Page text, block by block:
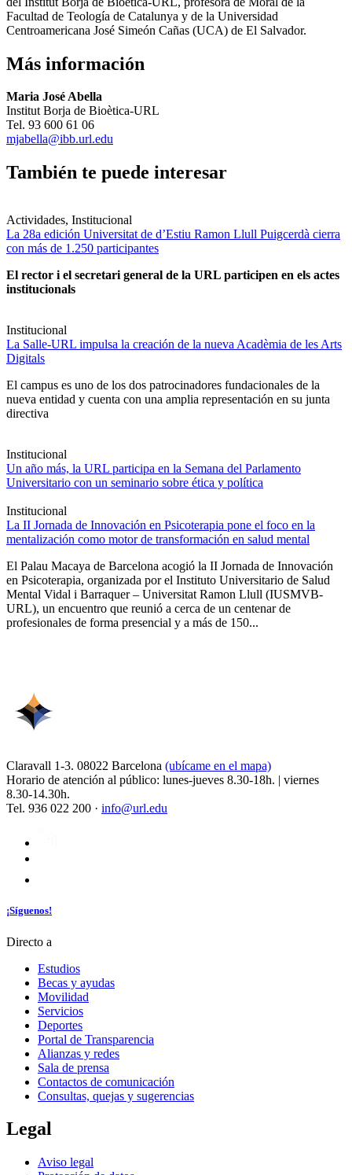
Facultad de Teología de Catalunya y de la Universidad
Centroamericana José Simeón Cañas (UCA) de El Salvador.
Más información
Maria José Abella
Institut Borja de Bioètica-URL
Tel. 93 600 61 06
mjabella@ibb.url.edu
También te puede interesar
Actividades, Institucional
La 28a edición Universitat de d’Estiu Ramon Llull Puigcerdà cierra
con más de 1.250 participantes
El rector i el secretari general de la URL participen en els actes
institucionals
Institucional
La Salle-URL impulsa la creación de la nueva Acadèmia de les Arts
Digitals
El campus es uno de los dos patrocinadores fundacionales de la
nueva entidad y cuenta con una amplia representación en su junta
directiva
Institucional
Un año más, la URL participa en la Semana del Parlamento
Universitario con un seminario sobre ética y política
Institucional
La II Jornada de Innovación en Psicoterapia pone el foco en la
mentalización como motor de transformación en salud mental
El Palau Macaya de Barcelona acogió la II Jornada de Innovación
en Psicoterapia, organizada por el Instituto Universitario de Salud
Mental Vidal i Barraquer – Universitat Ramon Llull (IUSMVB-
URL), un encuentro que reunió a cerca de un centenar de
profesionales de forma presencial y a más de 150...
Claravall 1-3. 08022 Barcelona (ubícame en el mapa)
Horario de atención al público: lunes-jueves 8.30-18h. | viernes
8.30-14.30h.
Tel. 936 022 200 · info@url.edu
¡Síguenos!
Directo a
Estudios
Becas y ayudas
Movilidad
Servicios
Deportes
Portal de Transparencia
Alianzas y redes
Sala de prensa
Contactos de comunicación
Consultas, quejas y sugerencias
Legal
Aviso legal